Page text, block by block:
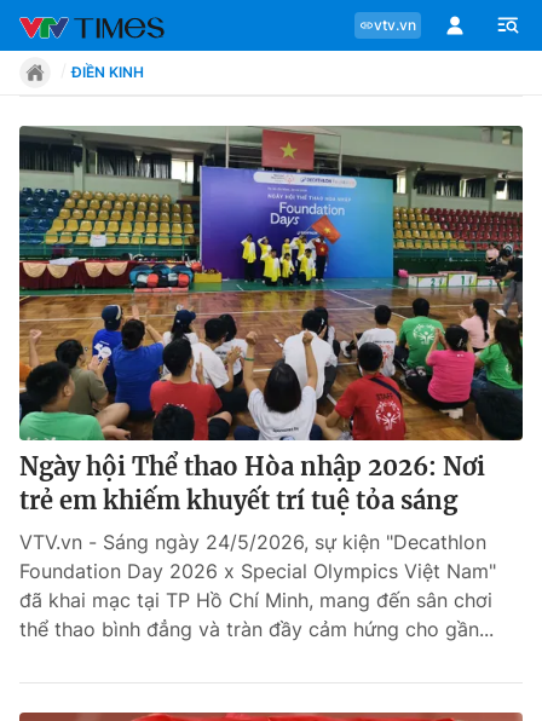
vtv.vn
Chuyên mục
Tin tức
Move
Phong cách
Chân dung
Bóng đá
ĐIỀN KINH
Ngày hội Thể thao Hòa nhập 2026: Nơi
trẻ em khiếm khuyết trí tuệ tỏa sáng
VTV.vn - Sáng ngày 24/5/2026, sự kiện "Decathlon
Foundation Day 2026 x Special Olympics Việt Nam"
đã khai mạc tại TP Hồ Chí Minh, mang đến sân chơi
thể thao bình đẳng và tràn đầy cảm hứng cho gần...